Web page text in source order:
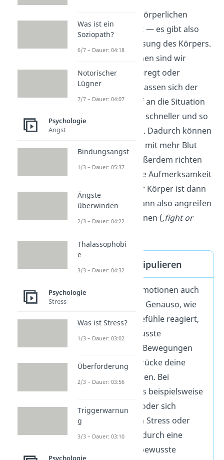
Außerdem sind die körperlichen
Reaktionenkomplex— es gibt also
mehr als eine Anpassung des Körpers.
In Gefahrensituationen sind wir
beispielsweise aufgeregt oder
ängstlich. Dadurch passen sich der
Körper und der Kopf an die Situation
an: Die Atmung wird schneller und so
auch der Herzschlag. Dadurch können
Muskeln und Gehirn mit mehr Blut
versorgt werden. Außerdem richten
wir unsere ungeteilte Aufmerksamkeit
auf die Gefahr — der Körper ist dann
bereit zu handeln, kann also angreifen
oder schnell wegrennen (‚fight or
Emotionen manipulieren
Du kannst deine Emotionen auch
aktiv beeinflussen. Genauso, wie
dein Körper auf Gefühle reagiert,
können auch bewusste
Körperhaltungen, Bewegungen
und Gesichtsausdrücke deine
Gefühle beeinflussen. Bei
Traurigkeit kann es beispielsweise
helfen, zu lächeln oder sich
aufzurichten. Auch Stress oder
Angst können wir durch eine
offene und selbstbewusste
Was ist ein
Soziopath?
6/7 – Dauer: 04:18
Notorischer
Lügner
7/7 – Dauer: 04:07
Psychologie
Angst
Bindungsangst
1/3 – Dauer: 05:37
Ängste
überwinden
2/3 – Dauer: 04:22
Thalassophobi
e
3/3 – Dauer: 04:32
Psychologie
Stress
Was ist Stress?
1/3 – Dauer: 03:02
Überforderung
2/3 – Dauer: 03:56
Triggerwarnun
g
3/3 – Dauer: 03:10
Psychologie